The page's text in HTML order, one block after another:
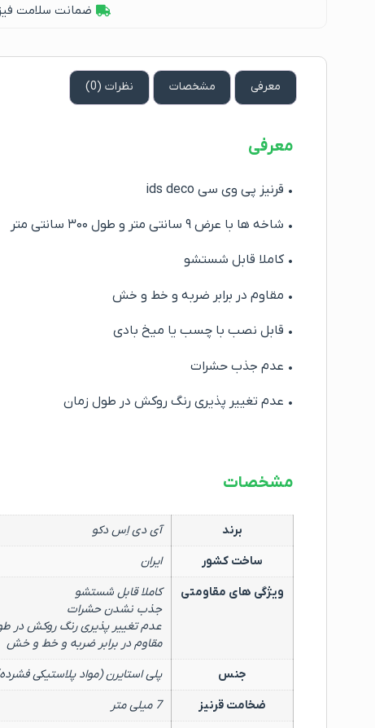
ضمانت سلامت
معرفی مشخصات نظرات (0)
معرفی
• قرنیز پی وی سی ids deco
• شاخه ها با عرض ۹ سانتی متر و طول ۳۰۰ سانتی متر
• کاملا قابل شستشو
• مقاوم در برابر ضربه و خط و خش
• قابل نصب با چسب یا میخ بادی
• عدم جذب حشرات
• عدم تغییر پذیری رنگ روکش در طول زمان
مشخصات
برند
آی دی اِس دکو
ساخت کشور
ایران
ویژگی های مقاومتی
کاملا قابل شستشو
جذب نشدن حشرات
عدم تغییر پذیری رنگ روکش در
مقاوم در برابر ضربه و خط و خش
جنس
پلی استایرن (مواد پلاستیکی
ضخامت قرنیز
7 میلی متر